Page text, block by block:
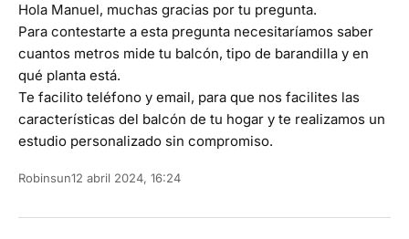
Hola Manuel, muchas gracias por tu pregunta.
Para contestarte a esta pregunta necesitaríamos saber
cuantos metros mide tu balcón, tipo de barandilla y en
qué planta está.
Te facilito teléfono y email, para que nos facilites las
características del balcón de tu hogar y te realizamos un
estudio personalizado sin compromiso.
Robinsun12 abril 2024, 16:24